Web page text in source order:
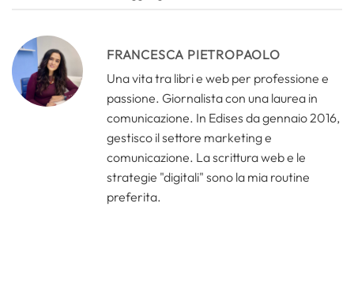
FRANCESCA PIETROPAOLO
Una vita tra libri e web per professione e
passione. Giornalista con una laurea in
comunicazione. In Edises da gennaio 2016,
gestisco il settore marketing e
comunicazione. La scrittura web e le
strategie "digitali" sono la mia routine
preferita.